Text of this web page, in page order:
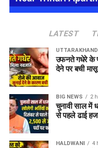
हादसे दोहराए जा सकते हैं।
LATEST
UTTARAKHAND
उफनते गधेरे के
देने पर बची
BIG NEWS 2
चुनावी साल में
से पहले ढाई
HALDWANI 4